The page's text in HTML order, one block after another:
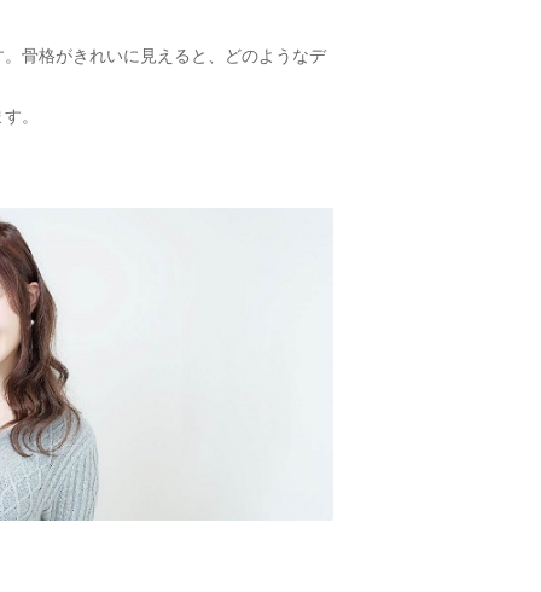
骨格がきれいに見えると、どのようなデ
。